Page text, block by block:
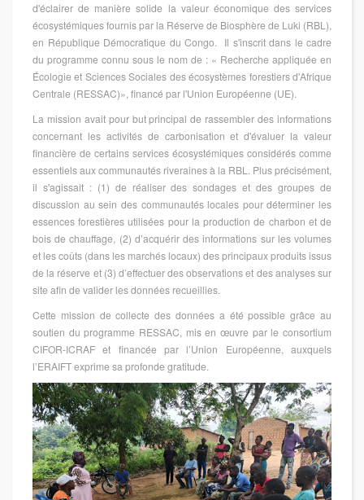
d'éclairer de manière solide la valeur économique des services
écosystémiques fournis par la Réserve de Biosphère de Luki (RBL),
en République Démocratique du Congo. Il s'inscrit dans le cadre
du programme connu sous le nom de : « Recherche appliquée en
Écologie et Sciences Sociales des écosystèmes forestiers d'Afrique
Centrale (RESSAC)», financé par l'Union Européenne (UE).
La mission avait pour but principal de rassembler des informations
concernant les activités de carbonisation et d'évaluer la valeur
financière de certains services écosystémiques considérés comme
essentiels aux communautés riveraines à la RBL. Plus précisément,
il s'agissait : (1) de réaliser des sondages et des groupes de
discussion au sein des communautés locales pour déterminer les
essences forestières utilisées pour la production de charbon et de
bois de chauffage, (2) d’acquérir des informations sur les volumes
et les coûts (dans les marchés locaux) des principaux produits issus
de la réserve et (3) d’effectuer des observations et des analyses sur
site afin de valider les données recueillies.
Cette mission de collecte des données a été possible grâce au
soutien du programme RESSAC, mis en œuvre par le consortium
CIFOR-ICRAF et financée par l’Union Européenne, auxquels
l’ERAIFT exprime sa profonde gratitude.